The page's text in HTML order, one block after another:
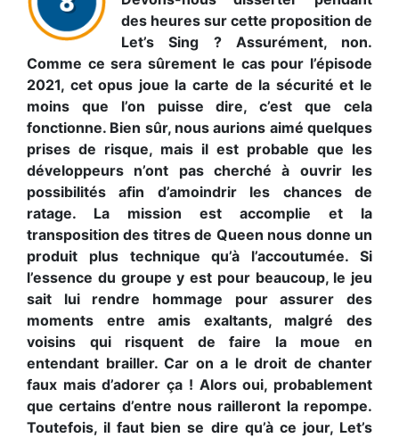
des heures sur cette proposition de
Let’s Sing ? Assurément, non.
Comme ce sera sûrement le cas pour l’épisode
2021, cet opus joue la carte de la sécurité et le
moins que l’on puisse dire, c’est que cela
fonctionne. Bien sûr, nous aurions aimé quelques
prises de risque, mais il est probable que les
développeurs n’ont pas cherché à ouvrir les
possibilités afin d’amoindrir les chances de
ratage. La mission est accomplie et la
transposition des titres de Queen nous donne un
produit plus technique qu’à l’accoutumée. Si
l’essence du groupe y est pour beaucoup, le jeu
sait lui rendre hommage pour assurer des
moments entre amis exaltants, malgré des
voisins qui risquent de faire la moue en
entendant brailler. Car on a le droit de chanter
faux mais d’adorer ça ! Alors oui, probablement
que certains d’entre nous railleront la repompe.
Toutefois, il faut bien se dire qu’à ce jour, Let’s